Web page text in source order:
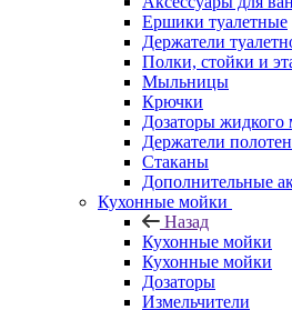
Ершики туалетные
Держатели
Полки, стойки и
Мыльницы
Крючки
Дозаторы жидкого
Держатели
Стаканы
Дополнительные
Кухонные мойки
Назад
Кухонные мойки
Кухонные мойки
Дозаторы
Измельчители